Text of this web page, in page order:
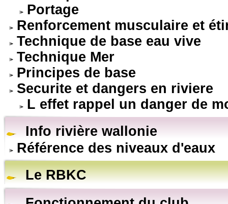
Portage
Renforcement musculaire et
Technique de base eau vive
Technique Mer
Principes de base
Securite et dangers en riviere
L effet rappel un danger de
Info rivière wallonie
Référence des niveaux d'eaux
Le RBKC